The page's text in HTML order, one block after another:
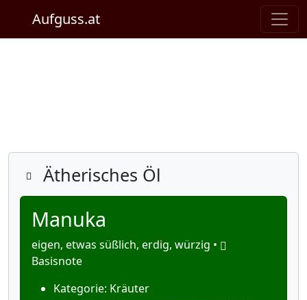
Aufguss.at
Ätherisches Öl
Manuka
eigen, etwas süßlich, erdig, würzig •
Basisnote
Kategorie: Kräuter